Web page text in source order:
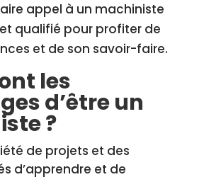
appel à un machiniste
qualifié pour profiter de
et de son savoir-faire.
les
d’être un
?
de projets et des
d’apprendre et de